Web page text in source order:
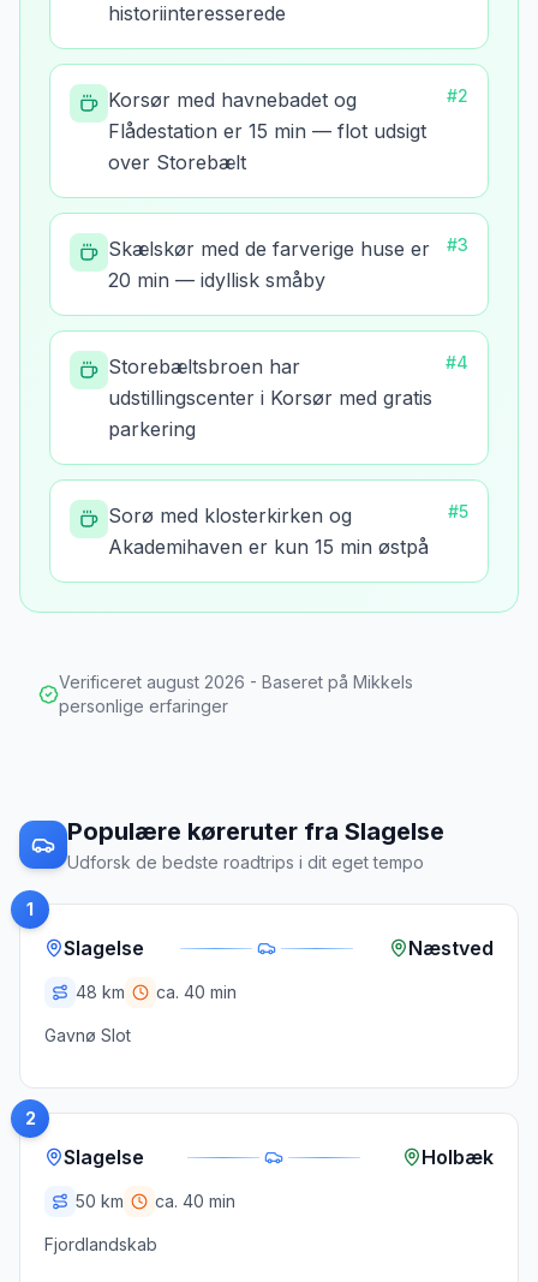
historiinteresserede
Korsør med havnebadet og
Flådestation er 15 min — flot udsigt
over Storebælt
#2
Skælskør med de farverige huse er
20 min — idyllisk småby
#3
Storebæltsbroen har
udstillingscenter i Korsør med gratis
parkering
#4
Sorø med klosterkirken og
Akademihaven er kun 15 min østpå
#5
Verificeret august 2026 - Baseret på Mikkels
personlige erfaringer
Populære køreruter fra Slagelse
Udforsk de bedste roadtrips i dit eget tempo
1
Slagelse Næstved
48 km ca. 40 min
Gavnø Slot
2
Slagelse Holbæk
50 km ca. 40 min
Fjordlandskab